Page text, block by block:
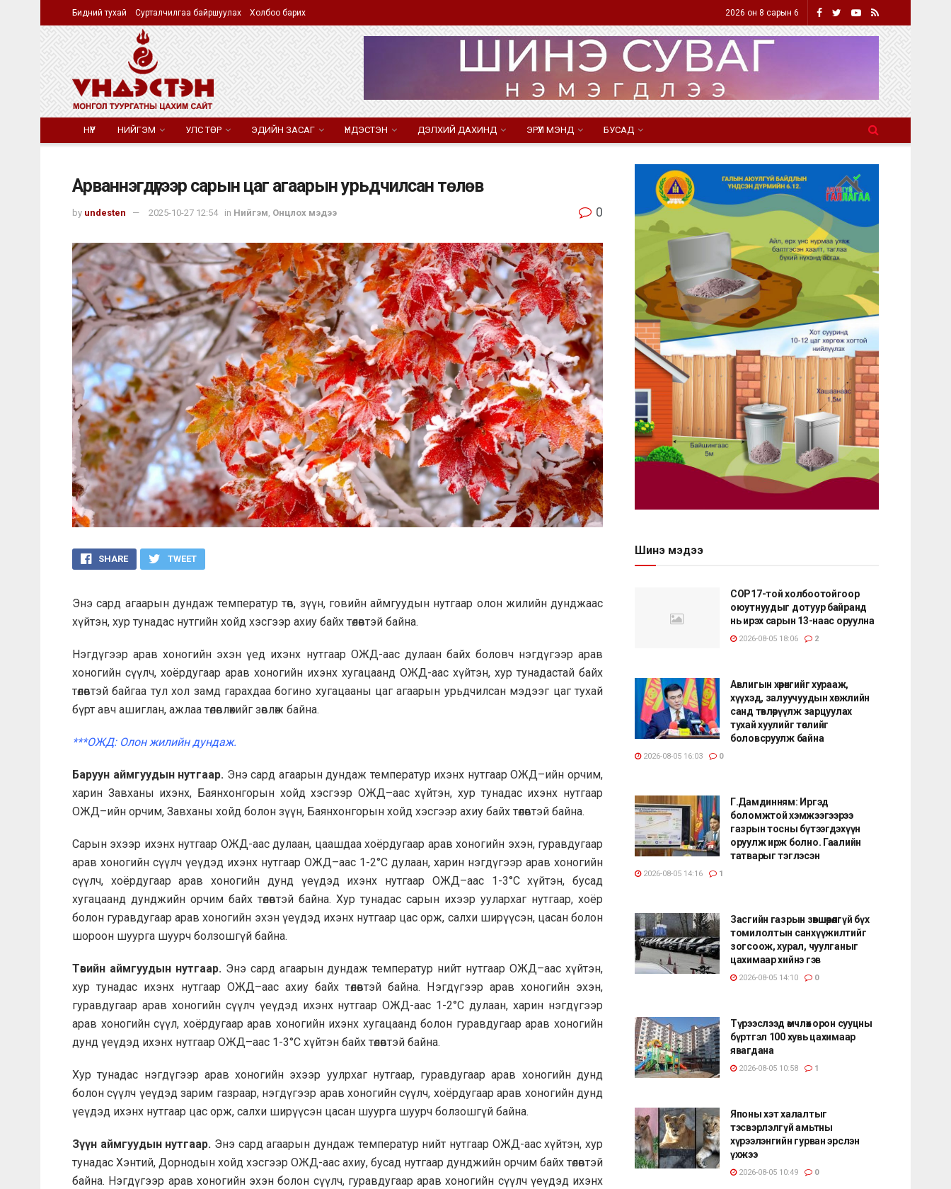
Бидний тухай Сурталчилгаа байршуулах Холбоо барих 2026 он 8 сарын 6
НҮҮР НИЙГЭМ УЛС ТӨР ЭДИЙН ЗАСАГ ҮНДЭСТЭН ДЭЛХИЙ ДАХИНД ЭРҮҮЛ МЭНД БУСАД
Арваннэгдүгээр сарын цаг агаарын урьдчилсан төлөв
by undesten 2025-10-27 12:54 in Нийгэм, Онцлох мэдээ 0
SHARE TWEET
Энэ сард агаарын дундаж температур төв, зүүн, говийн аймгуудын нутгаар олон жилийн дунджаас
хүйтэн, хур тунадас нутгийн хойд хэсгээр ахиу байх төлөвтэй байна.
Нэгдүгээр арав хоногийн эхэн үед ихэнх нутгаар ОЖД-аас дулаан байх боловч нэгдүгээр арав
хоногийн сүүлч, хоёрдугаар арав хоногийн ихэнх хугацаанд ОЖД-аас хүйтэн, хур тунадастай байх
төлөвтэй байгаа тул хол замд гарахдаа богино хугацааны цаг агаарын урьдчилсан мэдээг цаг тухай
бүрт авч ашиглан, ажлаа төлөвлөхийг зөвлөж байна.
***ОЖД: Олон жилийн дундаж.
Баруун аймгуудын нутгаар. Энэ сард агаарын дундаж температур ихэнх нутгаар ОЖД–ийн орчим,
харин Завханы ихэнх, Баянхонгорын хойд хэсгээр ОЖД–аас хүйтэн, хур тунадас ихэнх нутгаар
ОЖД–ийн орчим, Завханы хойд болон зүүн, Баянхонгорын хойд хэсгээр ахиу байх төлөвтэй байна.
Сарын эхээр ихэнх нутгаар ОЖД-аас дулаан, цаашдаа хоёрдугаар арав хоногийн эхэн, гуравдугаар
арав хоногийн сүүлч үеүдэд ихэнх нутгаар ОЖД–аас 1-2°С дулаан, харин нэгдүгээр арав хоногийн
сүүлч, хоёрдугаар арав хоногийн дунд үеүдэд ихэнх нутгаар ОЖД–аас 1-3°С хүйтэн, бусад
хугацаанд дунджийн орчим байх төлөвтэй байна. Хур тунадас сарын ихээр уулархаг нутгаар, хоёр
болон гуравдугаар арав хоногийн эхэн үеүдэд ихэнх нутгаар цас орж, салхи ширүүсэн, цасан болон
шороон шуурга шуурч болзошгүй байна.
Төвийн аймгуудын нутгаар.Энэ сард агаарын дундаж температур нийт нутгаар ОЖД–аас хүйтэн,
хур тунадас ихэнх нутгаар ОЖД–аас ахиу байх төлөвтэй байна. Нэгдүгээр арав хоногийн эхэн,
гуравдугаар арав хоногийн сүүлч үеүдэд ихэнх нутгаар ОЖД-аас 1-2°С дулаан, харин нэгдүгээр
арав хоногийн сүүл, хоёрдугаар арав хоногийн ихэнх хугацаанд болон гуравдугаар арав хоногийн
дунд үеүдэд ихэнх нутгаар ОЖД–аас 1-3°С хүйтэн байх төлөвтэй байна.
Хур тунадас нэгдүгээр арав хоногийн эхээр уулрхаг нутгаар, гуравдугаар арав хоногийн дунд
болон сүүлч үеүдэд зарим газраар, нэгдүгээр арав хоногийн сүүлч, хоёрдугаар арав хоногийн дунд
үеүдэд ихэнх нутгаар цас орж, салхи ширүүсэн цасан шуурга шуурч болзошгүй байна.
Зүүн аймгуудын нутгаар. Энэ сард агаарын дундаж температур нийт нутгаар ОЖД-аас хүйтэн, хур
тунадас Хэнтий, Дорнодын хойд хэсгээр ОЖД-аас ахиу, бусад нутгаар дунджийн орчим байх төлөвтэй
байна. Нэгдүгээр арав хоногийн эхэн болон сүүлч, гуравдугаар арав хоногийн сүүлч үеүдэд ихэнх
Шинэ мэдээ
COP17-той холбоотойгоор
оюутнуудыг дотуур байранд
нь ирэх сарын 13-наас оруулна
2026-08-05 18:06 2
Авлигын хөрөнгийг хурааж,
хүүхэд, залуучуудын хөгжлийн
санд төвлөрүүлж зарцуулах
тухай хуулийг төслийг
боловсруулж байна
2026-08-05 16:03 0
Г.Дамдинням: Иргэд
боломжтой хэмжээгээрээ
газрын тосны бүтээгдэхүүн
оруулж ирж болно. Гаалийн
татварыг тэглэсэн
2026-08-05 14:16 1
Засгийн газрын зөвшөөрөлгүй бүх
томилолтын санхүүжилтийг
зогсоож, хурал, чуулганыг
цахимаар хийнэ гэв
2026-08-05 14:10 0
Түрээслээд өмчлөх орон сууцны
бүртгэл 100 хувь цахимаар
явагдана
2026-08-05 10:58 1
Японы хэт халалтыг
тэсвэрлэлгүй амьтны
хүрээлэнгийн гурван эрслэн
үхжээ
2026-08-05 10:49 0